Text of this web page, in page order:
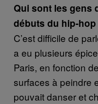
Qui sont les gens
débuts du hip-hop
C’est difficile de
a eu plusieurs
Paris, en fonction
surfaces à peindre
pouvait danser et